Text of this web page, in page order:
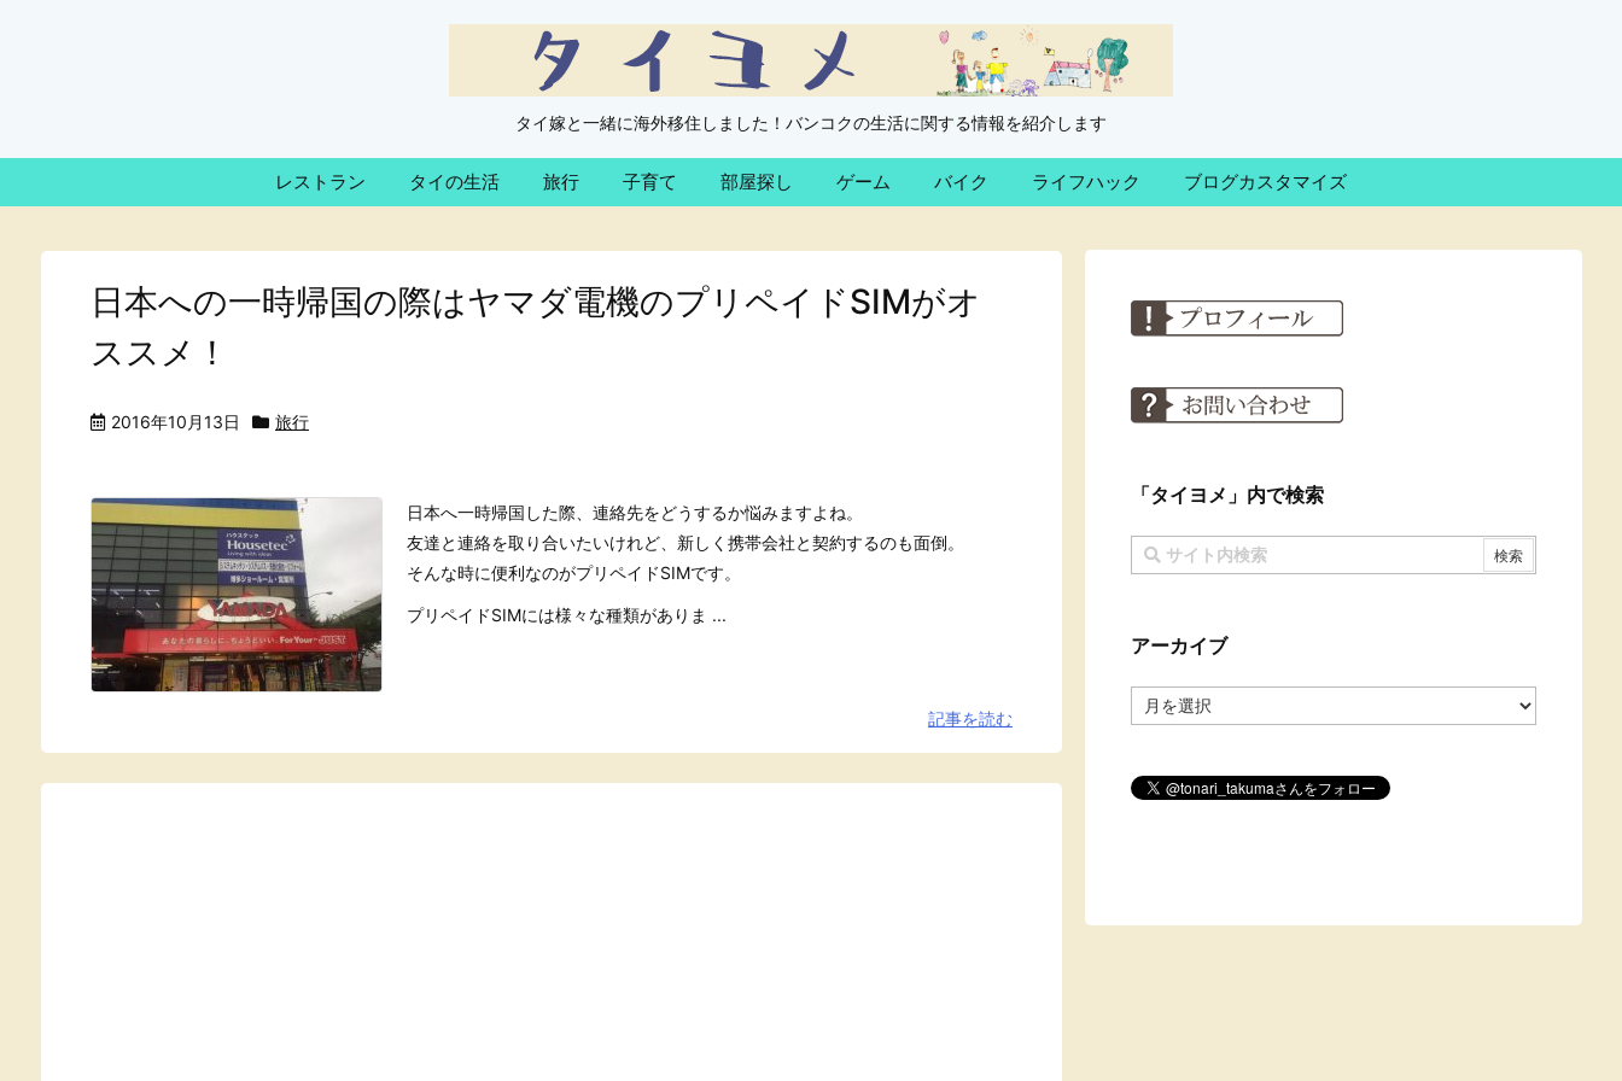
タイ嫁と一緒に海外移住しました！バンコクの生活に関する情報を紹介します
レストラン タイの生活 旅行 子育て 部屋探し ゲーム バイク ライフハック ブログカスタマイズ
日本への一時帰国の際はヤマダ電機のプリペイドSIMがオ
ススメ！
2016年10月13日 旅行
日本へ一時帰国した際、連絡先をどうするか悩みますよね。
友達と連絡を取り合いたいけれど、新しく携帯会社と契約するのも面倒。
そんな時に便利なのがプリペイドSIMです。
プリペイドSIMには様々な種類がありま ...
記事を読む
「タイヨメ」内で検索
アーカイブ
ー
ブ